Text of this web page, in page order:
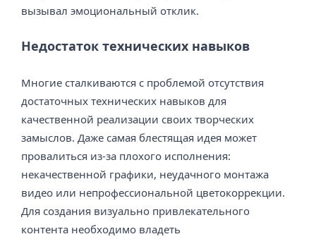
вызывал эмоциональный отклик.
Недостаток технических навыков
Многие сталкиваются с проблемой отсутствия
достаточных технических навыков для
качественной реализации своих творческих
замыслов. Даже самая блестящая идея может
провалиться из-за плохого исполнения:
некачественной графики, неудачного монтажа
видео или непрофессиональной цветокоррекции.
Для создания визуально привлекательного
контента необходимо владеть